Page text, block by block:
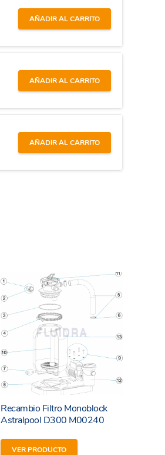
AÑADIR AL CARRITO
AÑADIR AL CARRITO
AÑADIR AL CARRITO
Recambio Filtro Monoblock
Astralpool D300 M00240
VER PRODUCTO